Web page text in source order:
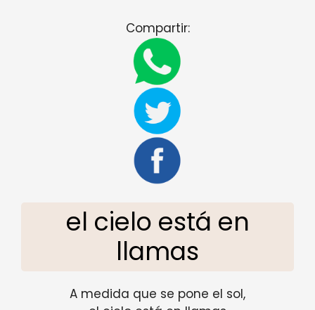
Compartir:
el cielo está en
llamas
A medida que se pone el sol,